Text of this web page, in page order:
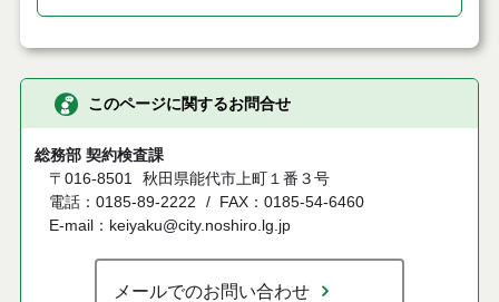
このページに関するお問合せ
総務部 契約検査課
〒016-8501
秋田県能代市上町１番３号
電話：0185-89-2222
FAX：0185-54-6460
E-mail：keiyaku@city.noshiro.lg.jp
メールでのお問い合わせ